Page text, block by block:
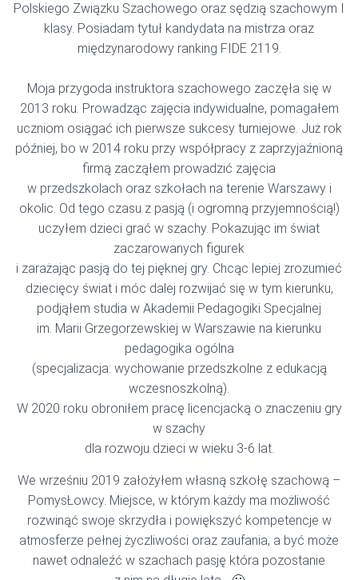
Polskiego Związku Szachowego oraz sędzią szachowym I
klasy. Posiadam tytuł kandydata na mistrza oraz
międzynarodowy ranking FIDE 2119.
Moja przygoda instruktora szachowego zaczęła się w
2013 roku. Prowadząc zajęcia indywidualne, pomagałem
uczniom osiągać ich pierwsze sukcesy turniejowe. Już rok
później, bo w 2014 roku przy współpracy z zaprzyjaźnioną
firmą zacząłem prowadzić zajęcia
w przedszkolach oraz szkołach na terenie Warszawy i
okolic. Od tego czasu z pasją (i ogromną przyjemnością!)
uczyłem dzieci grać w szachy. Pokazując im świat
zaczarowanych figurek
i zarażając pasją do tej pięknej gry. Chcąc lepiej zrozumieć
dziecięcy świat i móc dalej rozwijać się w tym kierunku,
podjąłem studia w Akademii Pedagogiki Specjalnej
im. Marii Grzegorzewskiej w Warszawie na kierunku
pedagogika ogólna
(specjalizacja: wychowanie przedszkolne z edukacją
wczesnoszkolną).
W 2020 roku obroniłem pracę licencjacką o znaczeniu gry
w szachy
dla rozwoju dzieci w wieku 3-6 lat.
We wrześniu 2019 założyłem własną szkołę szachową –
PomysŁowcy. Miejsce, w którym każdy ma możliwość
rozwinąć swoje skrzydła i powiększyć kompetencje w
atmosferze pełnej życzliwości oraz zaufania, a być może
nawet odnaleźć w szachach pasję która pozostanie